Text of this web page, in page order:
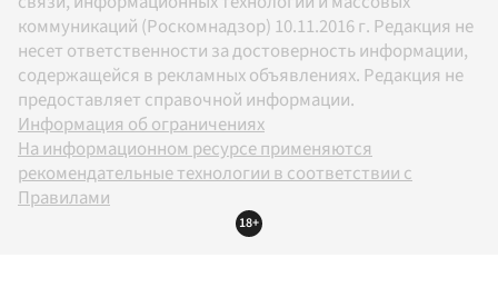
коммуникаций (Роскомнадзор) 10.11.2016 г. Редакция не
несет ответственности за достоверность информации,
содержащейся в рекламных объявлениях. Редакция не
предоставляет справочной информации.
Информация об ограничениях
На информационном ресурсе применяются
рекомендательные технологии в соответствии с
Правилами
18+